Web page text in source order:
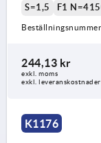
S=1,5
F1
244,13 kr
exkl. moms
exkl. leveranskostnader
K1176